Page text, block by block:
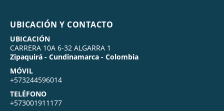
UBICACIÓN Y CONTACTO
UBICACIÓN
CARRERA 10A 6-32 ALGARRA 1
Zipaquirá - Cundinamarca - Colombia
MÓVIL
+573244596014
TELÉFONO
+573001911177